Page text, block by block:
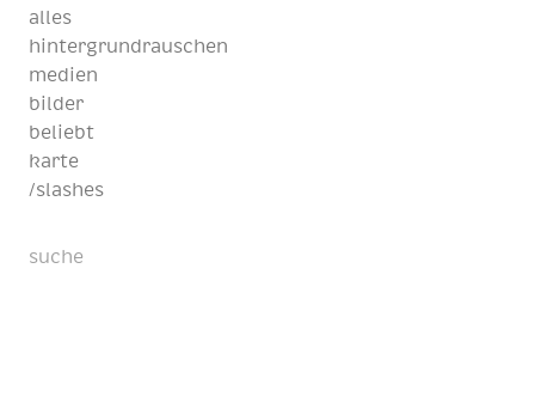
alles
hintergrundrauschen
medien
bilder
beliebt
karte
/slashes